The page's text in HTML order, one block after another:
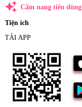
auto_awesome Cẩm nang tiêu dùng
Tiện ích
TẢI APP